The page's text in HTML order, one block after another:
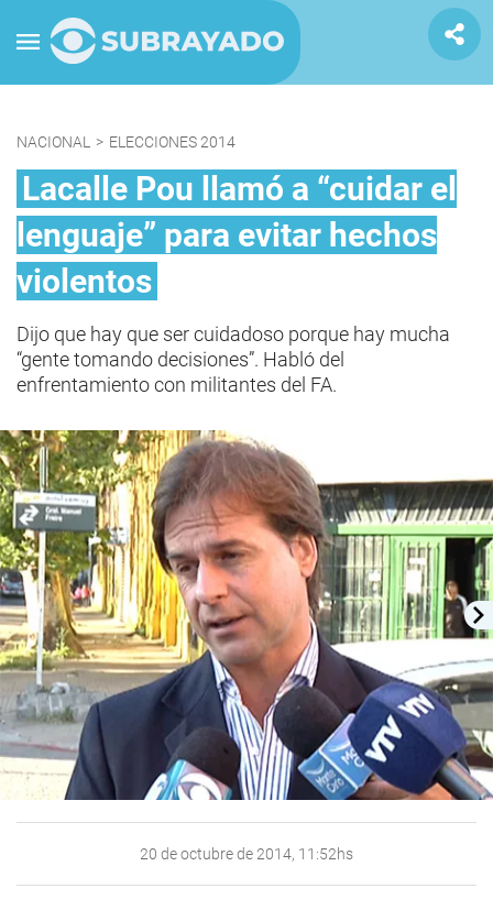
NACIONAL > ELECCIONES 2014
Lacalle Pou llamó a “cuidar el
lenguaje” para evitar hechos
violentos
Dijo que hay que ser cuidadoso porque hay mucha
“gente tomando decisiones”. Habló del
enfrentamiento con militantes del FA.
20 de octubre de 2014, 11:52hs